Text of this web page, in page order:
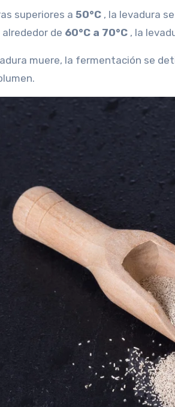
superiores a 50°C , la levadura
de 60°C a 70°C , la
muere, la fermentación se